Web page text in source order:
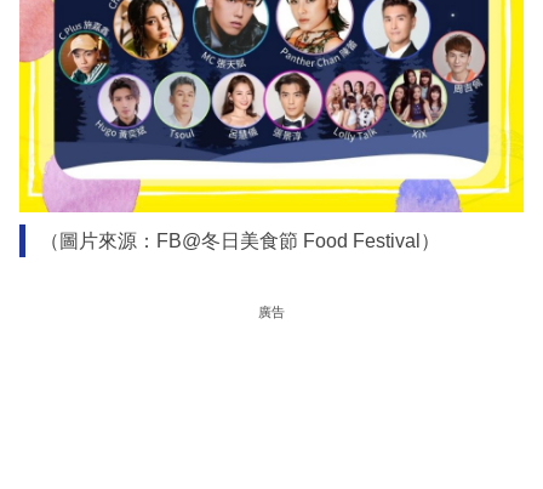
（圖片來源：FB@冬日美食節 Food Festival）
廣告